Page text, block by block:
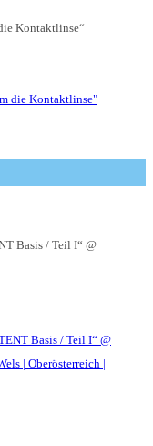
Kontaktlinse“
Basis / Teil I“ @